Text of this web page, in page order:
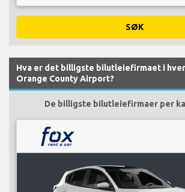
SØK
Hva er det billigste bilutleiefirmaet i
Orange County Airport?
De billigste bilutleiefirmaer per